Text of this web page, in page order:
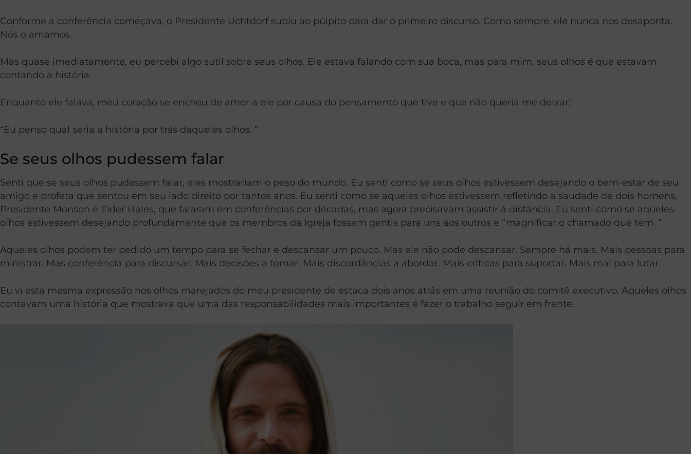
Conforme a conferência começava, o Presidente Uchtdorf subiu ao púlpito para dar o primeiro discurso. Como sempre, ele nunca nos desaponta.
Nós o amamos.
Mas quase imediatamente, eu percebi algo sutil sobre seus olhos. Ele estava falando com sua boca, mas para mim, seus olhos é que estavam
contando a história.
Enquanto ele falava, meu coração se encheu de amor a ele por causa do pensamento que tive e que não queria me deixar:
“Eu penso qual seria a história por trás daqueles olhos. “
Se seus olhos pudessem falar
Senti que se seus olhos pudessem falar, eles mostrariam o peso do mundo. Eu senti como se seus olhos estivessem desejando o bem-estar de seu
amigo e profeta que sentou em seu lado direito por tantos anos. Eu senti como se aqueles olhos estivessem refletindo a saudade de dois homens,
Presidente Monson e Elder Hales, que falaram em conferências por décadas, mas agora precisavam assistir à distância. Eu senti como se aqueles
olhos estivessem desejando profundamente que os membros da Igreja fossem gentis para uns aos outros e “magnificar o chamado que tem. ”
Aqueles olhos podem ter pedido um tempo para se fechar e descansar um pouco. Mas ele não pode descansar. Sempre há mais. Mais pessoas para
ministrar. Mas conferência para discursar. Mais decisões a tomar. Mais discordâncias a abordar. Mais críticas para suportar. Mais mal para lutar.
Eu vi esta mesma expressão nos olhos marejados do meu presidente de estaca dois anos atrás em uma reunião do comitê executivo. Aqueles olhos
contavam uma história que mostrava que uma das responsabilidades mais importantes é fazer o trabalho seguir em frente.